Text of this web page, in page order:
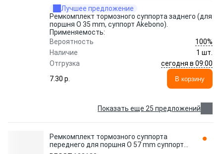
Лучшее предложение
Ремкомплект тормозного суппорта заднего (для
поршня O 35 mm, суппорт Akebono).
Применяемость:
Вероятность
100%
Наличие
1 шт.
Отгрузка
сегодня в 09:00
7.30 p.
В корзину
Показать еще 25 предложений
Ремкомплект тормозного суппорта
переднего для поршня O 57 mm суппорт